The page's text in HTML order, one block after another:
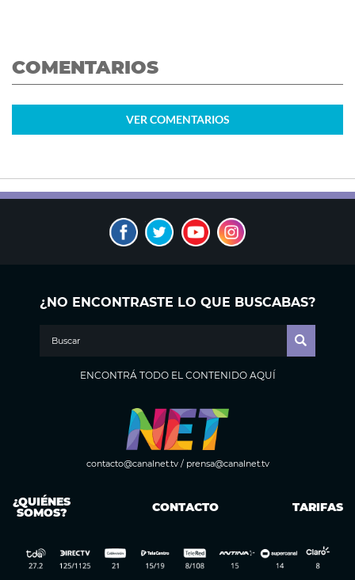
COMENTARIOS
VER COMENTARIOS
¿NO ENCONTRASTE LO QUE BUSCABAS?
ENCONTRÁ TODO EL CONTENIDO AQUÍ
contacto@canalnet.tv/ prensa@canalnet.tv
¿QUIÉNES
SOMOS? CONTACTO TARIFAS